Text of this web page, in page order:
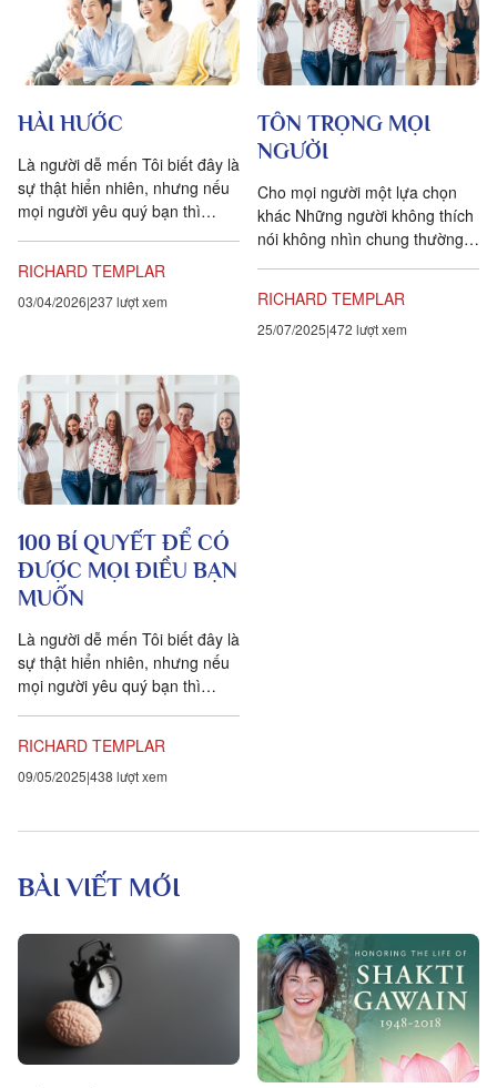
HÀI HƯỚC
Là người dễ mến Tôi biết đây là
sự thật hiển nhiên, nhưng nếu
mọi người yêu quý bạn thì
RICHARD TEMPLAR
03/04/2026 237 lượt xem
TÔN TRỌNG MỌI
NGƯỜI
Cho mọi người một lựa chọn
khác Những người không thích
nói không nhìn chung thường
Cảm...
RICHARD TEMPLAR
25/07/2025 472 lượt xem
100 BÍ QUYẾT ĐỂ CÓ
ĐƯỢC MỌI ĐIỀU BẠN
MUỐN
Là người dễ mến Tôi biết đây là
sự thật hiển nhiên, nhưng nếu
mọi người yêu quý bạn thì
RICHARD TEMPLAR
09/05/2025 438 lượt xem
BÀI VIẾT MỚI